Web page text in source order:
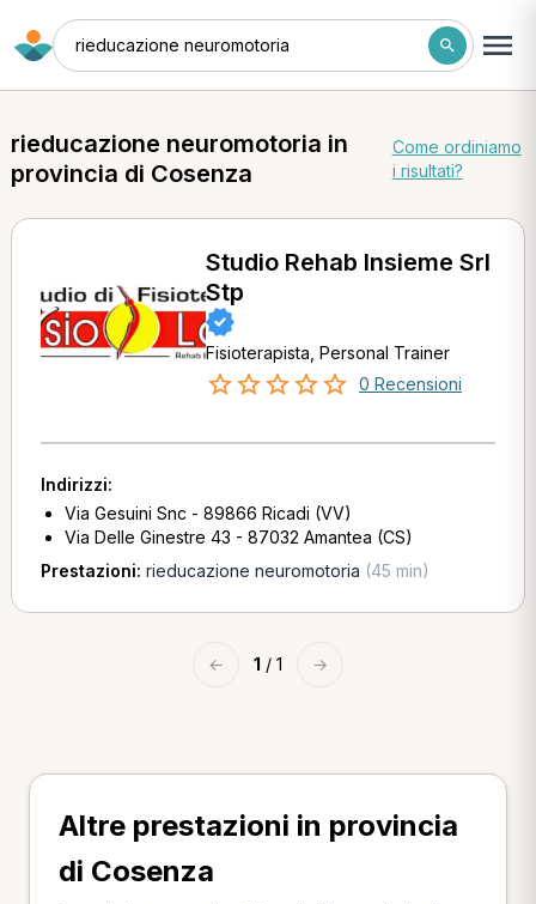
rieducazione neuromotoria
rieducazione neuromotoria in
provincia di Cosenza
Come ordiniamo
i risultati?
Studio Rehab Insieme Srl
Stp
Fisioterapista, Personal Trainer
0 Recensioni
Indirizzi:
Via Gesuini Snc - 89866 Ricadi (VV)
Via Delle Ginestre 43 - 87032 Amantea (CS)
Prestazioni: rieducazione neuromotoria (45 min)
← 1 / 1 →
Altre prestazioni in provincia
di Cosenza